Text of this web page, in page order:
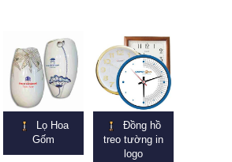
Lọ Hoa
Gốm
Đồng hồ
treo tường in
logo